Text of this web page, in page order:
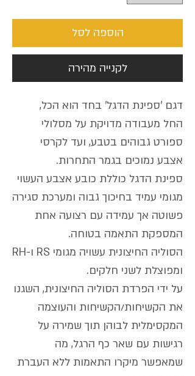
הוספה לסל
לקנייה מהירה
דגם 'ספינת הדגל' בחד הוא הכל,
החל מעבודה מדויקת על מסלולי
ספורט גבוהים בטבע, ועד לקרסי
אצבע נמוכים בגמר התחרות.
ספינת הדגל כוללת כובע אצבע העשוי
מגומי עמיד בחיכוך גבוה ומערכת סגירה
פשוטה אך עמידה עם רצועה אחת
המספקת התאמה בטוחה.
הסוליה החיצונית עשויה מגומי RS ו-RH
ומפוצלת לשני חלקים.
על ידי הפרדת הסוליה החיצונית, השגנו
את הקשיחות/הקשיחות והעוצמה
המקסימלית לבוהן תוך שמירה על
רגישות עם שאר כף הרגל, מה
שמאפשר מיקרו התאמות ללא העברת